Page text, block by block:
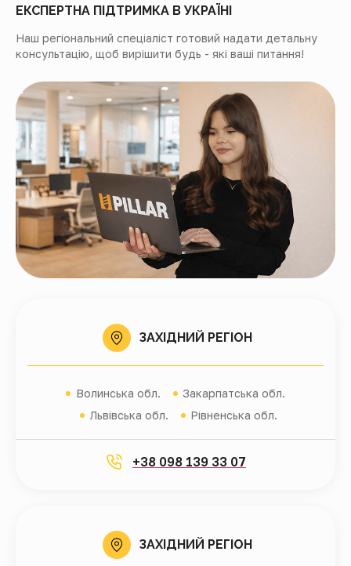
ЕКСПЕРТНА ПІДТРИМКА В УКРАЇНІ
Наш регіональний спеціаліст готовий надати детальну
консультацію, щоб вирішити будь - які ваші питання!
ЗАХІДНИЙ РЕГІОН
Волинська обл.
Закарпатська обл.
Львівська обл.
Рівненська обл.
+38 098 139 33 07
ЗАХІДНИЙ РЕГІОН